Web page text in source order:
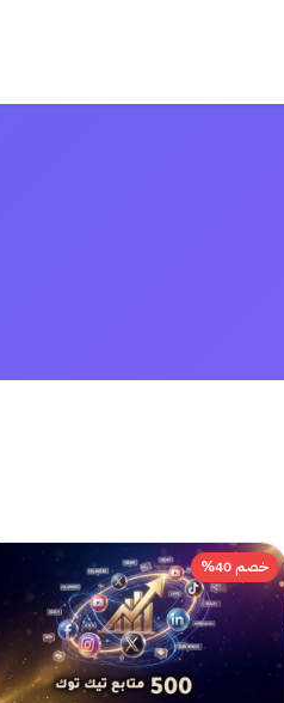
خصم 40%